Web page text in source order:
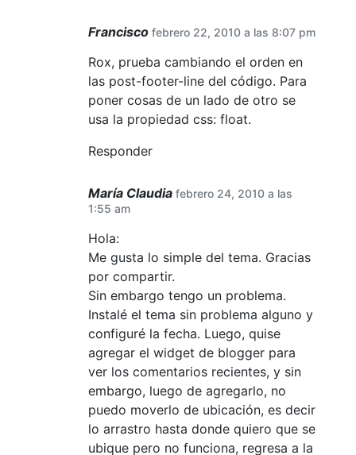
Francisco febrero 22, 2010 a las 8:07 pm
Rox, prueba cambiando el orden en
las post-footer-line del código. Para
poner cosas de un lado de otro se
usa la propiedad css: float.
Responder
María Claudia febrero 24, 2010 a las
1:55 am
Hola:
Me gusta lo simple del tema. Gracias
por compartir.
Sin embargo tengo un problema.
Instalé el tema sin problema alguno y
configuré la fecha. Luego, quise
agregar el widget de blogger para
ver los comentarios recientes, y sin
embargo, luego de agregarlo, no
puedo moverlo de ubicación, es decir
lo arrastro hasta donde quiero que se
ubique pero no funciona, regresa a la